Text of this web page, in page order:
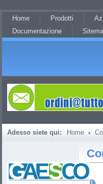
Home
Prodotti
Documentazione
Adesso siete qui: Home